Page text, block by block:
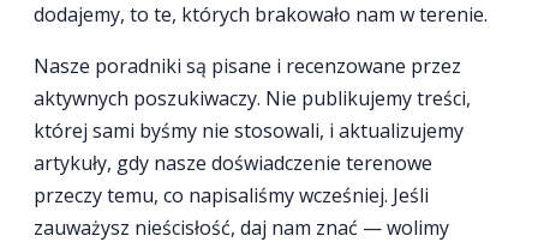
dodajemy, to te, których brakowało nam w terenie.
Nasze poradniki są pisane i recenzowane przez
aktywnych poszukiwaczy. Nie publikujemy treści,
której sami byśmy nie stosowali, i aktualizujemy
artykuły, gdy nasze doświadczenie terenowe
przeczy temu, co napisaliśmy wcześniej. Jeśli
zauważysz nieścisłość, daj nam znać — wolimy